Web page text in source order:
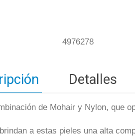
4976278
Detalles
de Mohair y Nylon, que
a estas pieles una alta